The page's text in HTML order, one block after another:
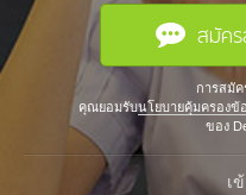
สมัค
การสมั
คุณยอมรับนโยบายคุ้มครองข้
ของ
เ